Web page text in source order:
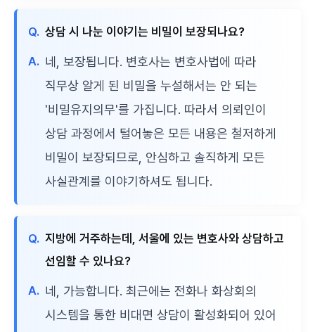
Q. 상담 시 나눈 이야기는 비밀이 보장되나요?
A. 네, 보장됩니다. 변호사는 변호사법에 따라
직무상 알게 된 비밀을 누설해서는 안 되는
'비밀유지의무'를 가집니다. 따라서 의뢰인이
상담 과정에서 털어놓은 모든 내용은 철저하게
비밀이 보장되므로, 안심하고 솔직하게 모든
사실관계를 이야기하셔도 됩니다.
Q. 지방에 거주하는데, 서울에 있는 변호사와 상담하고
선임할 수 있나요?
A. 네, 가능합니다. 최근에는 전화나 화상회의
시스템을 통한 비대면 상담이 활성화되어 있어